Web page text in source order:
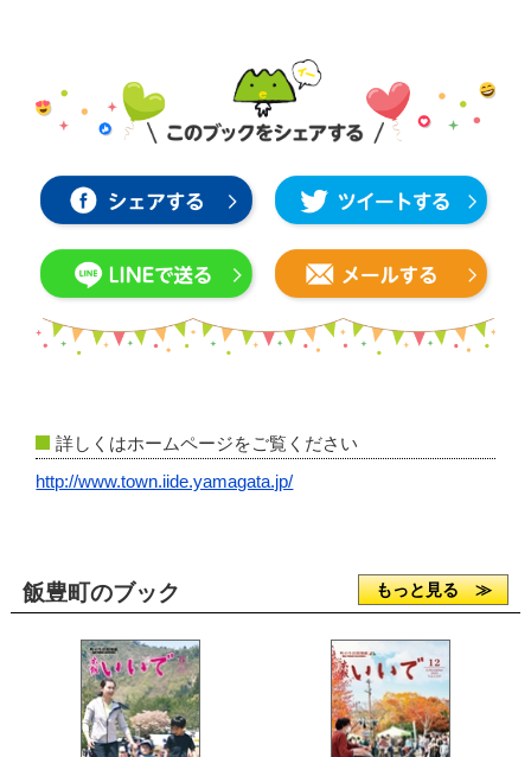
詳しくはホームページをご覧ください
http://www.town.iide.yamagata.jp/
飯豊町のブック もっと見る ≫